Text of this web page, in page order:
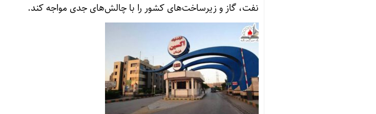
نفت، گاز و زیرساخت‌های کشور را با چالش‌های جدی مواجه کند.